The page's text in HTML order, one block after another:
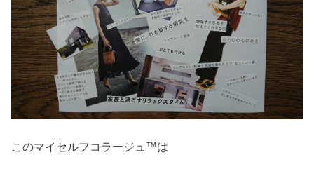
このマイセルフコラージュ™は